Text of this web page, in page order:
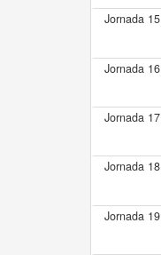
Jornada 15
Jornada 16
Jornada 17
Jornada 18
Jornada 19